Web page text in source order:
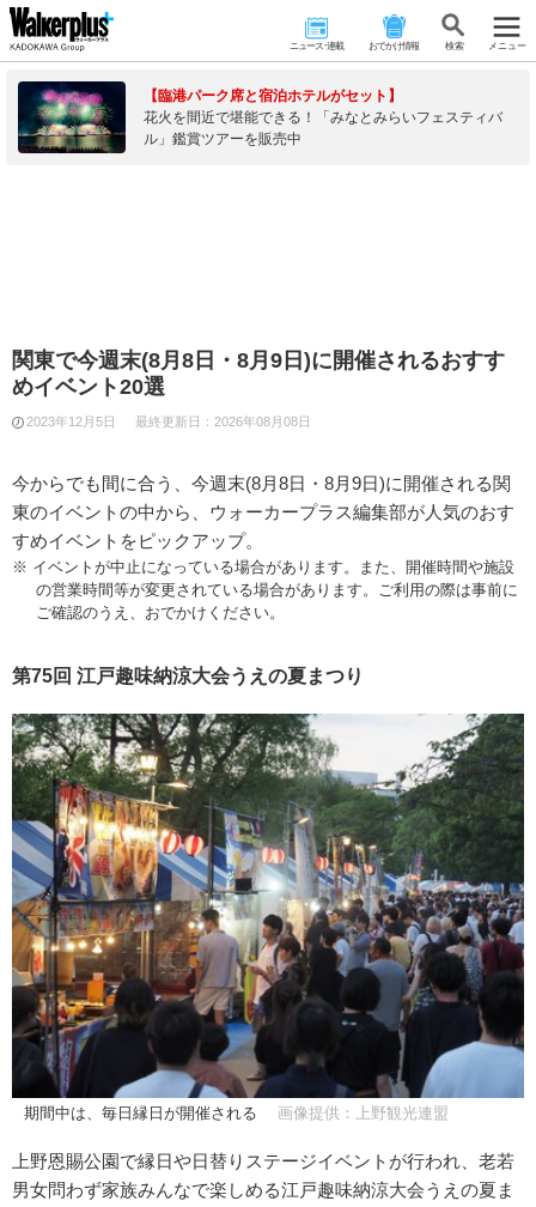
ニュース･連載 おでかけ情報 検 索 メニュー
【臨港パーク席と宿泊ホテルがセット】
花火を間近で堪能できる！「みなとみらいフェスティバ
ル」鑑賞ツアーを販売中
関東で今週末(8月8日・8月9日)に開催されるおすす
めイベント20選
2023年12月5日 最終更新日： 2026年08月08日
今からでも間に合う、今週末(8月8日・8月9日)に開催される関
東のイベントの中から、ウォーカープラス編集部が人気のおす
すめイベントをピックアップ。
※ イベントが中止になっている場合があります。また、開催時間や施設
の営業時間等が変更されている場合があります。ご利用の際は事前に
ご確認のうえ、おでかけください。
第75回 江戸趣味納涼大会うえの夏まつり
期間中は、毎日縁日が開催される 画像提供：上野観光連盟
上野恩賜公園で縁日や日替りステージイベントが行われ、老若
男女問わず家族みんなで楽しめる江戸趣味納涼大会うえの夏ま